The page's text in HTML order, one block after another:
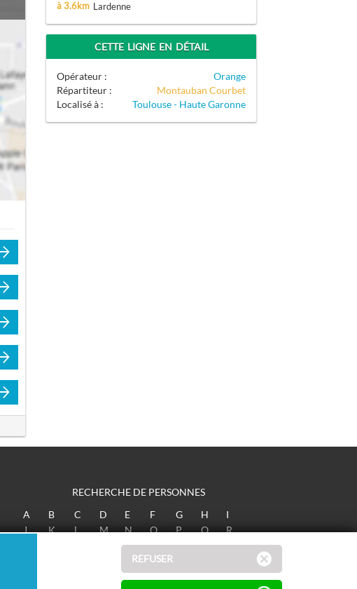
à 3.6km
Lardenne
CETTE LIGNE EN DÉTAIL
Opérateur :
Orange
Répartiteur :
Montauban Courbet
Localisé à :
Toulouse - Haute Garonne
RECHERCHE DE PERSONNES
A
B C D E F G H
I
J
K L M N O P Q
R
W X Y Z
REFUSER